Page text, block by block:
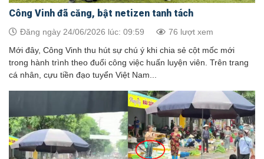
Công Vinh đã căng, bật netizen tanh tách
Đăng ngày 24/06/2026 lúc: 09:59 76 lượt xem
Mới đây, Công Vinh thu hút sự chú ý khi chia sẻ cột mốc mới
trong hành trình theo đuổi công việc huấn luyện viên. Trên trang
cá nhân, cựu tiền đạo tuyển Việt Nam...